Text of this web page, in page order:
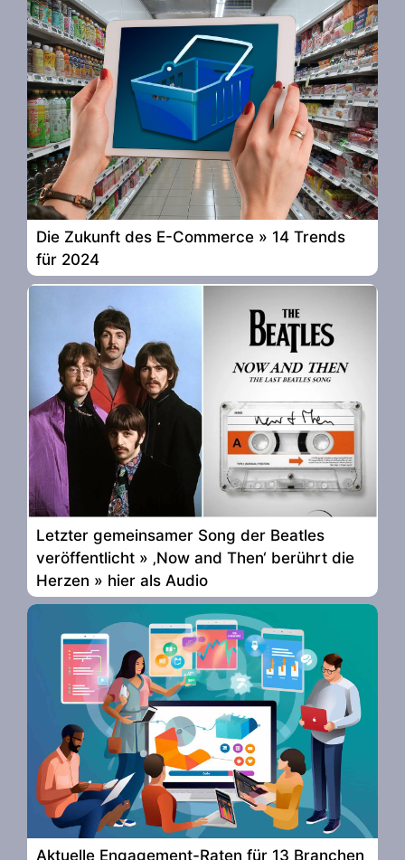
Die Zukunft des E-Commerce » 14 Trends
für 2024
Letzter gemeinsamer Song der Beatles
veröffentlicht » ‚Now and Then‘ berührt die
Herzen » hier als Audio
Aktuelle Engagement-Raten für 13 Branchen